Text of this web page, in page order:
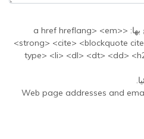
وسوم إتش.تي.إم.إل المسموح بها: <a href hreflang> <em>
<strong> <cite> <blockquote
type> <li> <dl> <dt> <dd>
Web page addresses and